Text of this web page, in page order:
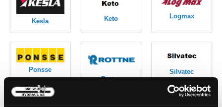
Kesla Keto Logmax
Ponsse
Rottne
Silvatec